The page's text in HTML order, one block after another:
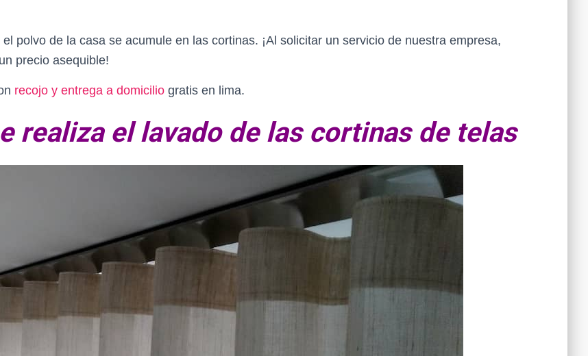
polvo de la casa se acumule en las cortinas. ¡Al solicitar un servicio de nuestra empresa,
precio asequible!
recojo y entrega a domicilio gratis en lima.
realiza el lavado de las cortinas de telas